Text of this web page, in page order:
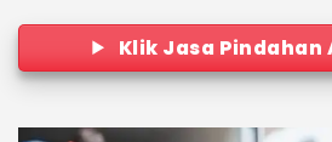
Klik Jasa